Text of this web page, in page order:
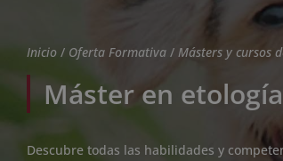
Inicio / Oferta Formativa / Másters y cursos
Máster en
Descubre todas las habilidades y